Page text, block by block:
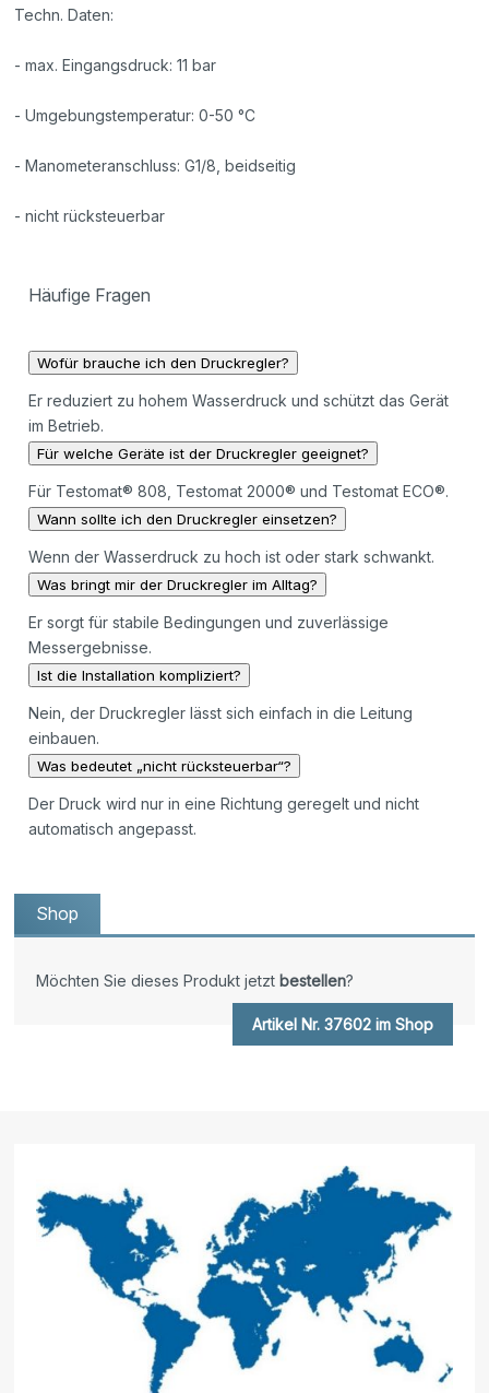
Techn. Daten:
- max. Eingangsdruck: 11 bar
- Umgebungstemperatur: 0-50 °C
- Manometeranschluss: G1/8, beidseitig
- nicht rücksteuerbar
Häufige Fragen
Wofür brauche ich den Druckregler?
Er reduziert zu hohem Wasserdruck und schützt das Gerät
im Betrieb.
Für welche Geräte ist der Druckregler geeignet?
Für Testomat® 808, Testomat 2000® und Testomat ECO®.
Wann sollte ich den Druckregler einsetzen?
Wenn der Wasserdruck zu hoch ist oder stark schwankt.
Was bringt mir der Druckregler im Alltag?
Er sorgt für stabile Bedingungen und zuverlässige
Messergebnisse.
Ist die Installation kompliziert?
Nein, der Druckregler lässt sich einfach in die Leitung
einbauen.
Was bedeutet „nicht rücksteuerbar“?
Der Druck wird nur in eine Richtung geregelt und nicht
automatisch angepasst.
Shop
Möchten Sie dieses Produkt jetzt bestellen?
Artikel Nr. 37602 im Shop